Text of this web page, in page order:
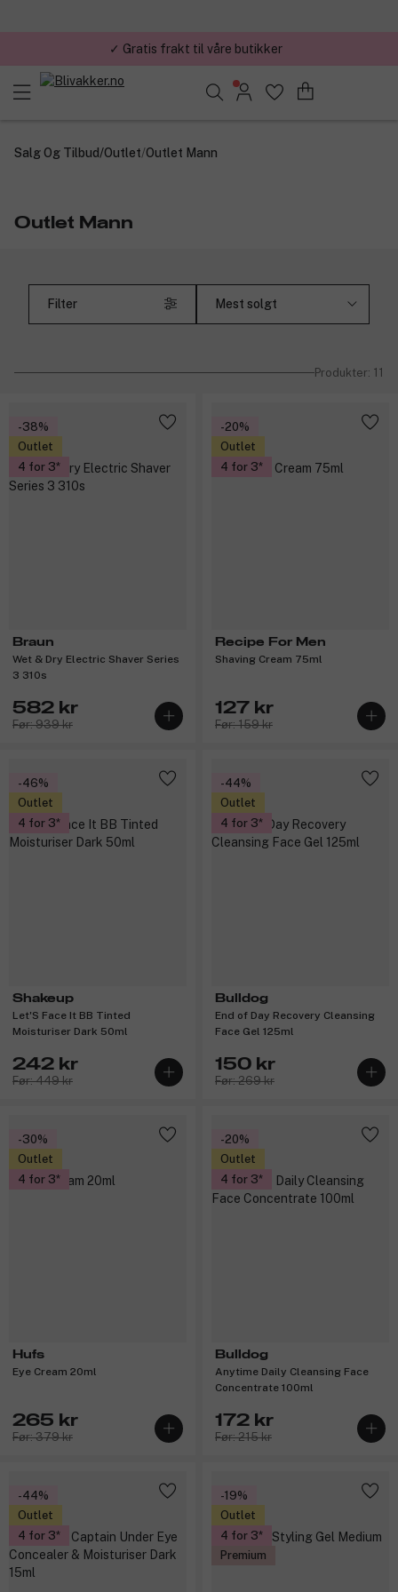
✓ Gratis frakt til våre butikker
Søk blant merker, kategorier og produkter
Salg Og Tilbud/Outlet/Outlet Mann
Outlet Mann
Filter
Produkter: 11
-38%
Outlet
4 for 3
Braun
Wet & Dry Electric Shaver Series
3 310s
582 kr
Før: 939 kr
-20%
Outlet
4 for 3
Recipe For Men
Shaving Cream 75ml
127 kr
Før: 159 kr
-46%
Outlet
4 for 3
Shakeup
Let'S Face It BB Tinted
Moisturiser Dark 50ml
242 kr
Før: 449 kr
-44%
Outlet
4 for 3
Bulldog
End of Day Recovery Cleansing
Face Gel 125ml
150 kr
Før: 269 kr
-30%
Outlet
4 for 3
Hufs
Eye Cream 20ml
265 kr
Før: 379 kr
-20%
Outlet
4 for 3
Bulldog
Anytime Daily Cleansing Face
Concentrate 100ml
172 kr
Før: 215 kr
-44%
Outlet
4 for 3
-19%
Outlet
4 for 3
Premium